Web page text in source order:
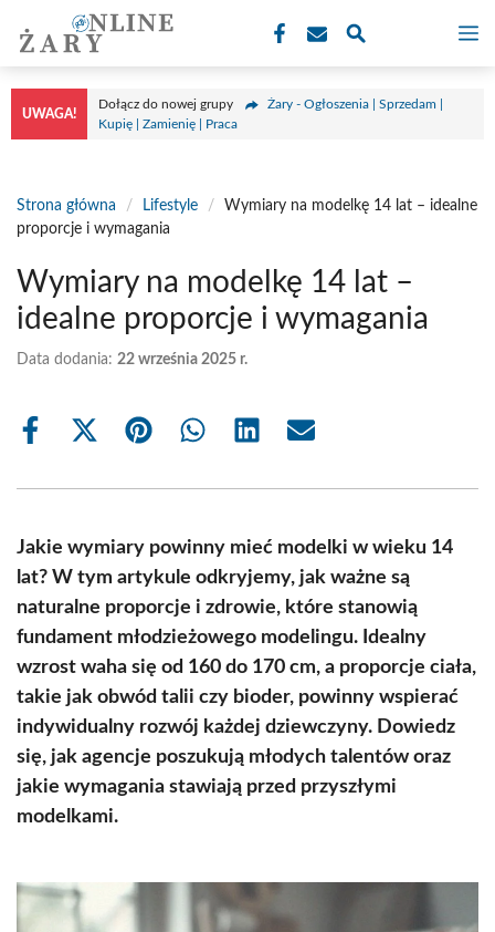
treści
UWAGA!
Dołącz do nowej grupy
Żary - Ogłoszenia | Sprzedam |
Kupię | Zamienię | Praca
Strona główna / Lifestyle /
Wymiary na modelkę 14 lat – idealne
proporcje i wymagania
Wymiary na modelkę 14 lat –
idealne proporcje i wymagania
Data dodania: 22 września 2025 r.
Share
Share
(Twitter)
Share Share Share Share
Jakie wymiary powinny mieć modelki w wieku 14
lat? W tym artykule odkryjemy, jak ważne są
naturalne proporcje i zdrowie, które stanowią
fundament młodzieżowego modelingu. Idealny
wzrost waha się od 160 do 170 cm, a proporcje ciała,
takie jak obwód talii czy bioder, powinny wspierać
indywidualny rozwój każdej dziewczyny. Dowiedz
się, jak agencje poszukują młodych talentów oraz
jakie wymagania stawiają przed przyszłymi
modelkami.